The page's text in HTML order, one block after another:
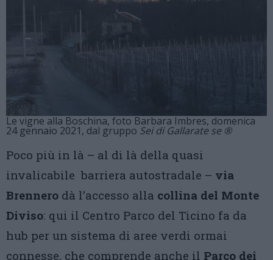
Le vigne alla Boschina, foto Barbara Imbres, domenica
24 gennaio 2021, dal gruppo Sei di Gallarate se ®
Poco più in là – al di là della quasi
invalicabile barriera autostradale – via
Brennero dà l’accesso alla collina del Monte
Diviso: qui il Centro Parco del Ticino fa da
hub per un sistema di aree verdi ormai
connesse, che comprende anche il Parco dei